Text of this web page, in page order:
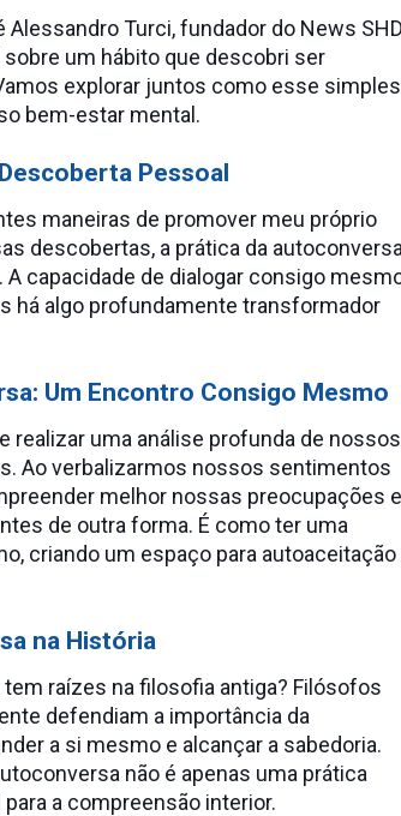
Turci, fundador do News
um hábito que descobri ser
explorar juntos como esse simples
bem-estar mental.
Pessoal
maneiras de promover meu próprio
descobertas, a prática da autoconversa
capacidade de dialogar consigo
há algo profundamente transformador
Um Encontro Consigo Mesmo
realizar uma análise profunda de nossos
Ao verbalizarmos nossos sentimentos
melhor nossas preocupações e
de outra forma. É como ter uma
criando um espaço para autoaceitação
na História
raízes na filosofia antiga? Filósofos
defendiam a importância da
a si mesmo e alcançar a sabedoria.
não é apenas uma prática
a compreensão interior.